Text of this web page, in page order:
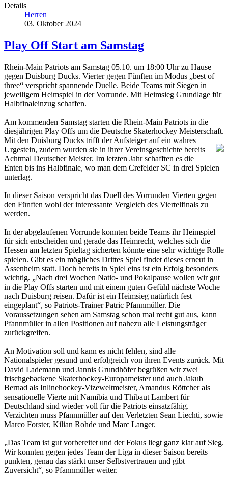
Details
Herren
03. Oktober 2024
Play Off Start am Samstag
Rhein-Main Patriots am Samstag 05.10. um 18:00 Uhr zu Hause
gegen Duisburg Ducks. Vierter gegen Fünften im Modus „best of
three“ verspricht spannende Duelle. Beide Teams mit Siegen in
jeweiligem Heimspiel in der Vorrunde. Mit Heimsieg Grundlage für
Halbfinaleinzug schaffen.
Am kommenden Samstag starten die Rhein-Main Patriots in die
diesjährigen Play Offs um die Deutsche Skaterhockey Meisterschaft.
Mit den Duisburg Ducks trifft der Aufsteiger auf ein wahres
Urgestein, zudem wurden sie in ihrer Vereinsgeschichte bereits
Achtmal Deutscher Meister. Im letzten Jahr schafften es die
Enten bis ins Halbfinale, wo man dem Crefelder SC in drei Spielen
unterlag.
In dieser Saison verspricht das Duell des Vorrunden Vierten gegen
den Fünften wohl der interessante Vergleich des Viertelfinals zu
werden.
In der abgelaufenen Vorrunde konnten beide Teams ihr Heimspiel
für sich entscheiden und gerade das Heimrecht, welches sich die
Hessen am letzten Spieltag sicherten könnte eine sehr wichtige Rolle
spielen. Gibt es ein mögliches Drittes Spiel findet dieses erneut in
Assenheim statt. Doch bereits in Spiel eins ist ein Erfolg besonders
wichtig. „Nach drei Wochen Natio- und Pokalpause wollen wir gut
in die Play Offs starten und mit einem guten Gefühl nächste Woche
nach Duisburg reisen. Dafür ist ein Heimsieg natürlich fest
eingeplant“, so Patriots-Trainer Patric Pfannmüller. Die
Voraussetzungen sehen am Samstag schon mal recht gut aus, kann
Pfannmüller in allen Positionen auf nahezu alle Leistungsträger
zurückgreifen.
An Motivation soll und kann es nicht fehlen, sind alle
Nationalspieler gesund und erfolgreich von ihren Events zurück. Mit
David Lademann und Jannis Grundhöfer begrüßen wir zwei
frischgebackene Skaterhockey-Europameister und auch Jakub
Bernad als Inlinehockey-Vizeweltmeister, Amandus Röttcher als
sensationelle Vierte mit Namibia und Thibaut Lambert für
Deutschland sind wieder voll für die Patriots einsatzfähig.
Verzichten muss Pfannmüller auf den Verletzten Sean Liechti, sowie
Marco Forster, Kilian Rohde und Marc Langer.
„Das Team ist gut vorbereitet und der Fokus liegt ganz klar auf Sieg.
Wir konnten gegen jedes Team der Liga in dieser Saison bereits
punkten, genau das stärkt unser Selbstvertrauen und gibt
Zuversicht“, so Pfannmüller weiter.